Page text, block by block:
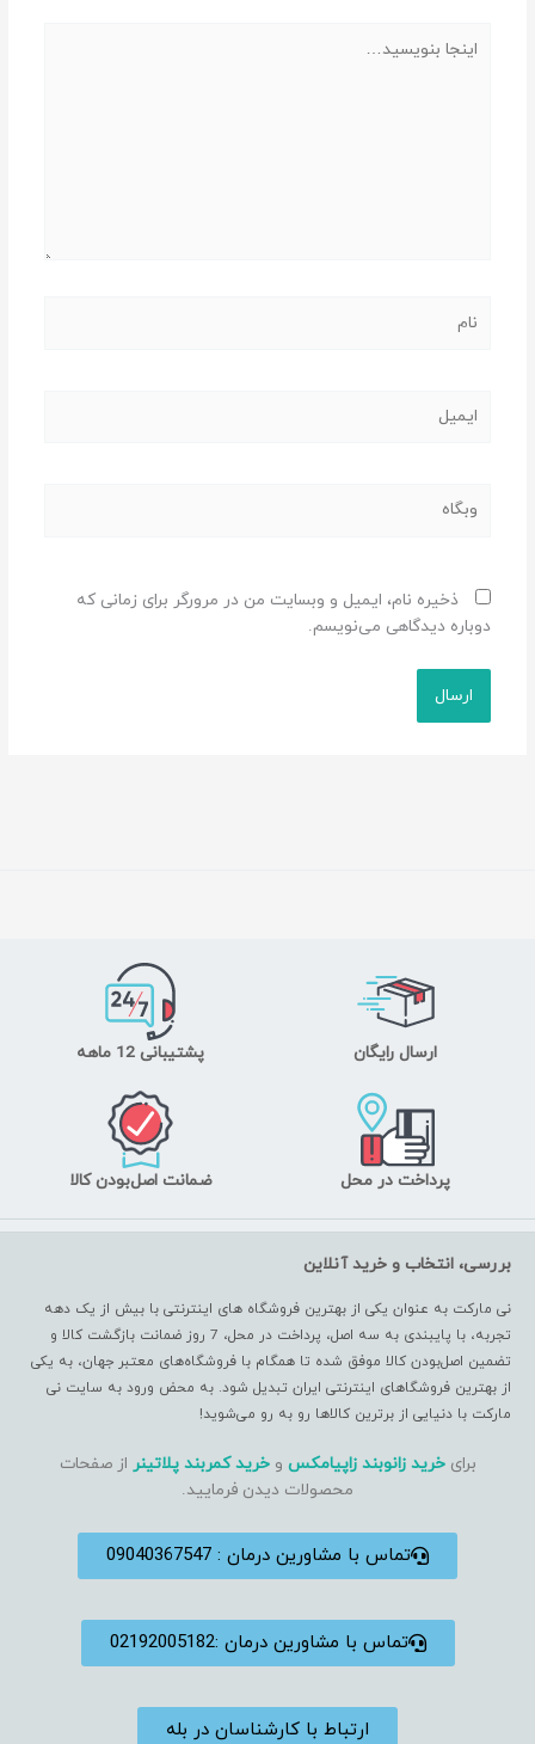
بنویسید…
وبگاه
ذخیره نام، ایمیل و وبسایت من در مرورگر برای زمانی که
دوباره دیدگاهی می‌نویسم.
ارسال رایگان پشتیبانی 12 ماهه
پرداخت در محل ضمانت اصل‌بودن کالا
بررسی، انتخاب و خرید آنلاین
نی مارکت به عنوان یکی از بهترین فروشگاه های اینترنتی با بیش از یک دهه
تجربه، با پایبندی به سه اصل، پرداخت در محل، 7 روز ضمانت بازگشت کالا و
تضمین اصل‌بودن کالا موفق شده تا همگام با فروشگاه‌های معتبر جهان، به یکی
از بهترین فروشگاهای اینترنتی ایران تبدیل شود. به محض ورود به سایت نی
مارکت با دنیایی از برترین کالاها رو به رو می‌شوید!
برایخرید زانوبند زاپیامکس وخرید کمربند پلاتینر از صفحات
محصولات دیدن فرمایید.
تماس با مشاورین درمان : 09040367547
تماس با مشاورین درمان :02192005182
ارتباط با کارشناسان در بله